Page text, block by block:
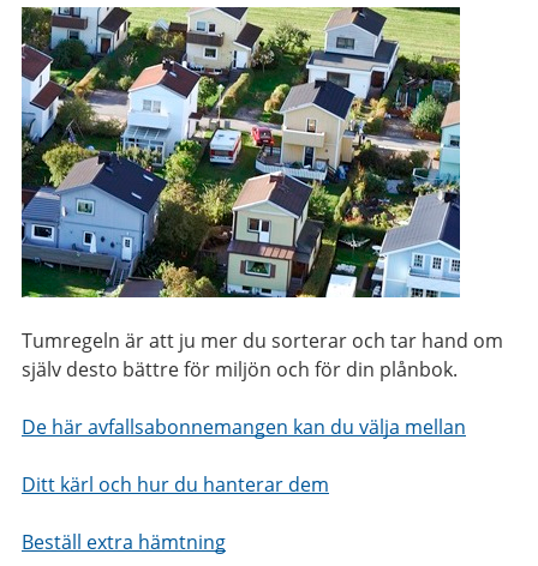
Tumregeln är att ju mer du sorterar och tar hand om
själv desto bättre för miljön och för din plånbok.
De här avfallsabonnemangen kan du välja mellan
Ditt kärl och hur du hanterar dem
Beställ extra hämtning